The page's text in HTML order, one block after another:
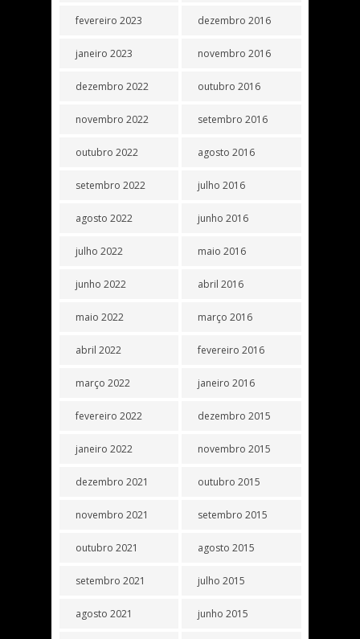
fevereiro 2023
janeiro 2023
dezembro 2022
novembro 2022
outubro 2022
setembro 2022
agosto 2022
julho 2022
junho 2022
maio 2022
abril 2022
março 2022
fevereiro 2022
janeiro 2022
dezembro 2021
novembro 2021
outubro 2021
setembro 2021
agosto 2021
dezembro 2016
novembro 2016
outubro 2016
setembro 2016
agosto 2016
julho 2016
junho 2016
maio 2016
abril 2016
março 2016
fevereiro 2016
janeiro 2016
dezembro 2015
novembro 2015
outubro 2015
setembro 2015
agosto 2015
julho 2015
junho 2015